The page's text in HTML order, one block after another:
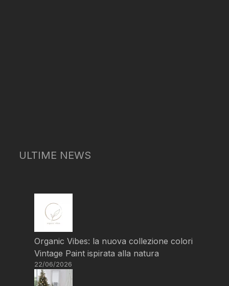
ULTIME NEWS
Organic Vibes: la nuova collezione colori
Vintage Paint ispirata alla natura
22/06/2026